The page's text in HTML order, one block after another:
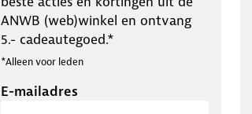
ANWB (web)winkel en ontvang
5.- cadeautegoed.*
*Alleen voor leden
E-mailadres